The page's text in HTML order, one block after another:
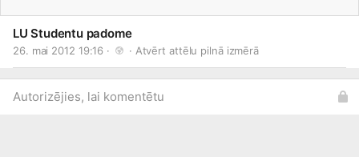
LU Studentu padome
26. mai 2012 19:16 · · Atvērt attēlu pilnā izmērā
Autorizējies, lai komentētu